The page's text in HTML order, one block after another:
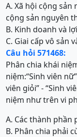
A. Xã hội cộng
cộng sản nguyên
B. Kinh doanh và
C. Giai cấp vô sản
Câu hỏi 571468:
Phân chia khái
niệm:“Sinh viên
viên giỏi” - “Sinh
niệm như trên vi
A. Các thành phần
B. Phân chia phải